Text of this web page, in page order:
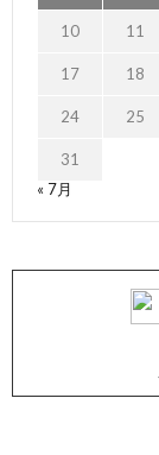
10 11
17 18
24 25
31
« 7月